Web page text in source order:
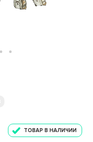
ТОВАР В НАЛИЧИИ